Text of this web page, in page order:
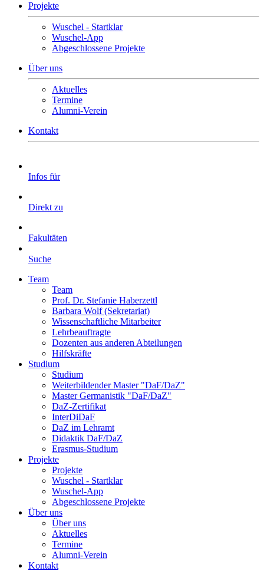
Projekte
Wuschel - Startklar
Wuschel-App
Abgeschlossene Projekte
Über uns
Aktuelles
Termine
Alumni-Verein
Kontakt
Infos für
Direkt zu
Fakultäten
Suche
Team
Team
Prof. Dr. Stefanie Haberzettl
Barbara Wolf (Sekretariat)
Wissenschaftliche Mitarbeiter
Lehrbeauftragte
Dozenten aus anderen Abteilungen
Hilfskräfte
Studium
Studium
Weiterbildender Master "DaF/DaZ"
Master Germanistik "DaF/DaZ"
DaZ-Zertifikat
InterDiDaF
DaZ im Lehramt
Didaktik DaF/DaZ
Erasmus-Studium
Projekte
Projekte
Wuschel - Startklar
Wuschel-App
Abgeschlossene Projekte
Über uns
Über uns
Aktuelles
Termine
Alumni-Verein
Kontakt